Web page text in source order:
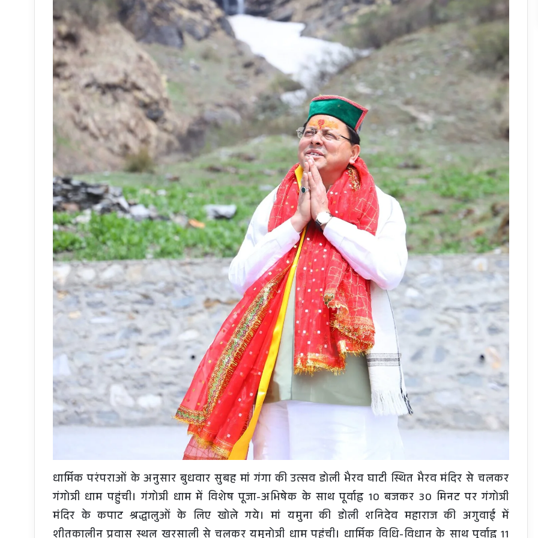
धार्मिक परंपराओं के अनुसार बुधवार सुबह मां गंगा की उत्सव डोली भैरव घाटी स्थित भैरव मंदिर से चलकर
गंगोत्री धाम पहुंची। गंगोत्री धाम में विशेष पूजा-अभिषेक के साथ पूर्वाह्न 10 बजकर 30 मिनट पर गंगोत्री
मंदिर के कपाट श्रद्धालुओं के लिए खोले गये। मां यमुना की डोली शनिदेव महाराज की अगुवाई में